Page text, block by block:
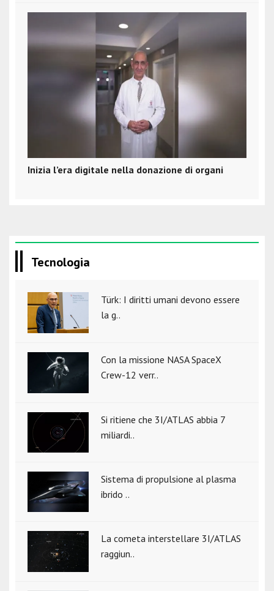
Inizia l’era digitale nella donazione di organi
Tecnologia
Türk: I diritti umani devono essere
la g..
Con la missione NASA SpaceX
Crew-12 verr..
Si ritiene che 3I/ATLAS abbia 7
miliardi..
Sistema di propulsione al plasma
ibrido ..
La cometa interstellare 3I/ATLAS
raggiun..